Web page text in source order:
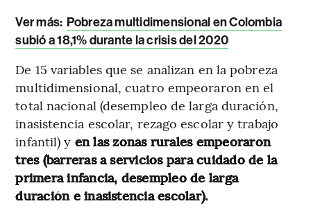
Ver más: Pobreza multidimensional en Colombia
subió a 18,1% durante la crisis del 2020
De 15 variables que se analizan en la pobreza
multidimensional, cuatro empeoraron en el
total nacional (desempleo de larga duración,
inasistencia escolar, rezago escolar y trabajo
infantil) y en las zonas rurales empeoraron
tres (barreras a servicios para cuidado de la
primera infancia, desempleo de larga
duración e inasistencia escolar).